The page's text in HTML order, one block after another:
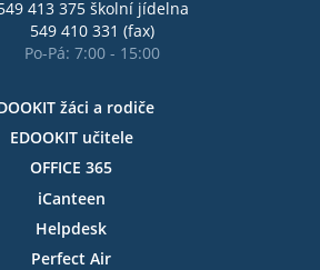
413 375 školní jídelna
549 410 331 (fax)
Po-Pá: 7:00 - 15:00
žáci a rodiče
EDOOKIT učitele
OFFICE 365
iCanteen
Helpdesk
Perfect Air